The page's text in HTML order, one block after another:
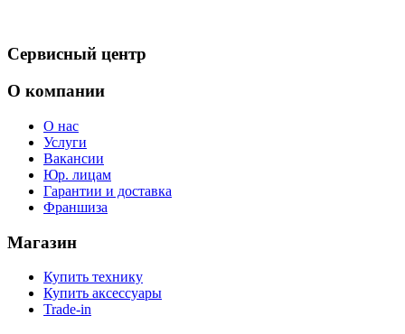
Сервисный центр
О компании
О нас
Услуги
Вакансии
Юр. лицам
Гарантии и доставка
Франшиза
Магазин
Купить технику
Купить аксессуары
Trade-in